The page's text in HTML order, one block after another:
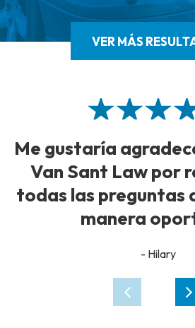
VER MÁS
Me gustaría
Van Sant Law por
todas las preguntas
manera
- Hilary